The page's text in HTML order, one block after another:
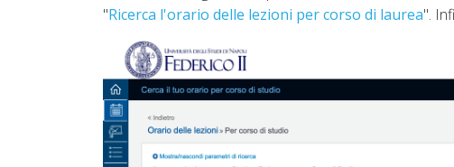
"Ricerca l'orario delle lezioni per corso di laurea".